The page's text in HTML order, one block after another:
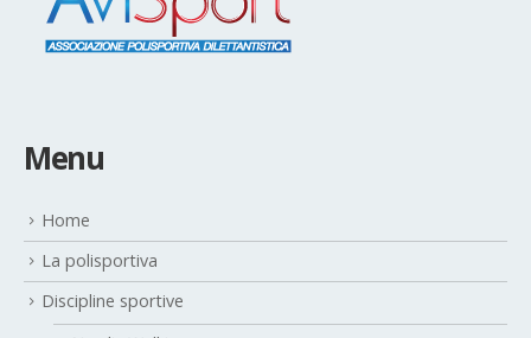
Menu
Home
La polisportiva
Discipline sportive